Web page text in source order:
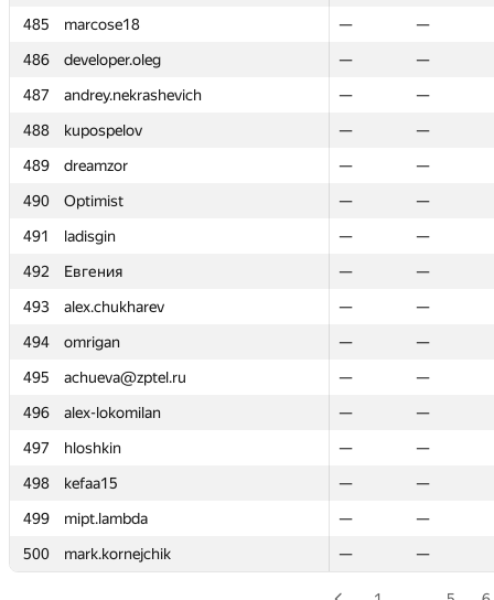
485
marcose18 —
—
486
developer.oleg —
—
487
andrey.nekrashevich —
—
488
kupospelov —
—
489
dreamzor —
—
490
Optimist —
—
491
ladisgin —
—
492
Евгения —
—
493
alex.chukharev —
—
494
omrigan —
—
495
achueva@zptel.ru —
—
496
alex-lokomilan —
—
497
hloshkin —
—
498
kefaa15 —
—
499
mipt.lambda —
—
500
mark.kornejchik — —
485
marcose18 —
—
486
developer.oleg —
—
487
andrey.nekrashevich —
—
488
kupospelov —
—
489
dreamzor —
—
490
Optimist —
—
491
ladisgin —
—
492
Евгения —
—
493
alex.chukharev —
—
494
omrigan —
—
495
achueva@zptel.ru —
—
496
alex-lokomilan —
—
497
hloshkin —
—
498
kefaa15 —
—
499
mipt.lambda —
—
500
mark.kornejchik — —